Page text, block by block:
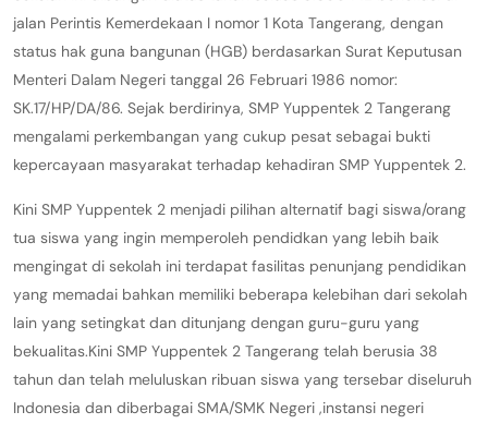
jalan Perintis Kemerdekaan I nomor 1 Kota Tangerang, dengan
status hak guna bangunan (HGB) berdasarkan Surat Keputusan
Menteri Dalam Negeri tanggal 26 Februari 1986 nomor:
SK.17/HP/DA/86. Sejak berdirinya, SMP Yuppentek 2 Tangerang
mengalami perkembangan yang cukup pesat sebagai bukti
kepercayaan masyarakat terhadap kehadiran SMP Yuppentek 2.
Kini SMP Yuppentek 2 menjadi pilihan alternatif bagi siswa/orang
tua siswa yang ingin memperoleh pendidkan yang lebih baik
mengingat di sekolah ini terdapat fasilitas penunjang pendidikan
yang memadai bahkan memiliki beberapa kelebihan dari sekolah
lain yang setingkat dan ditunjang dengan guru-guru yang
bekualitas.Kini SMP Yuppentek 2 Tangerang telah berusia 38
tahun dan telah meluluskan ribuan siswa yang tersebar diseluruh
Indonesia dan diberbagai SMA/SMK Negeri ,instansi negeri